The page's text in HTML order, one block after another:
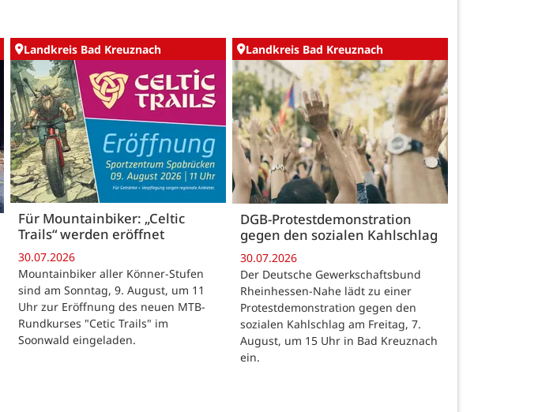
Landkreis Bad Kreuznach
Für Mountainbiker: „Celtic
Trails“ werden eröffnet
30.07.2026
Mountainbiker aller Könner-Stufen
sind am Sonntag, 9. August, um 11
Uhr zur Eröffnung des neuen MTB-
Rundkurses "Cetic Trails" im
Soonwald eingeladen.
Landkreis Bad Kreuznach
DGB-Protestdemonstration
gegen den sozialen Kahlschlag
30.07.2026
Der Deutsche Gewerkschaftsbund
Rheinhessen-Nahe lädt zu einer
Protestdemonstration gegen den
sozialen Kahlschlag am Freitag, 7.
August, um 15 Uhr in Bad Kreuznach
ein.